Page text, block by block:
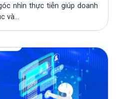
nhìn thực tiễn giúp doanh
và...